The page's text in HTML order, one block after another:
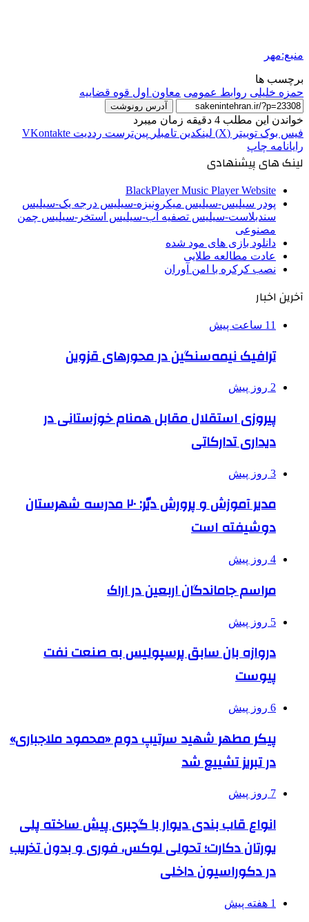
منبع:مهر
برچسب ها
حمزه خلیلی روابط عمومی معاون اول قوه قضاییه
آدرس رونوشت
خواندن این مطلب 4 دقیقه زمان میبرد
فیس بوک توییتر (X) لینکدین ‫تامبلر ‫پین‌ترست ‫رددیت ‫VKontakte
رایانامه چاپ
لینک های پیشنهادی
BlackPlayer Music Player Website
پودر سیلیس-سیلیس میکرونیزه-سیلیس درجه یک-سیلیس
سندبلاست-سیلیس تصفیه آب-سیلیس استخر-سیلیس چمن
مصنوعی
دانلود بازی های مود شده
عادت مطالعه طلایی
نصب کرکره با امن آوران
آخرین اخبار
11 ساعت پیش
ترافیک نیمه‌سنگین در محورهای قزوین
2 روز پیش
پیروزی استقلال مقابل همنام خوزستانی در
دیداری تدارکاتی
3 روز پیش
مدیر آموزش و پرورش دیّر: ۲۰ مدرسه شهرستان
دوشیفته است
4 روز پیش
مراسم جاماندگان اربعین در اراک
5 روز پیش
دروازه بان سابق پرسپولیس به صنعت نفت
پیوست
6 روز پیش
پیکر مطهر شهید سرتیپ دوم «محمود ملاجباری»
در تبریز تشییع شد
7 روز پیش
انواع قاب بندی دیوار با گچبری پیش ساخته پلی
یورتان دکارت؛ تحولی لوکس، فوری و بدون تخریب
در دکوراسیون داخلی
1 هفته پیش